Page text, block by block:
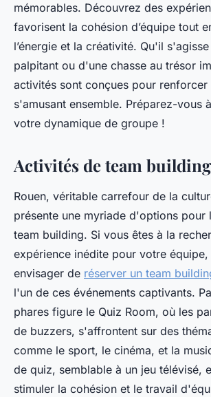
mémorables. Découvrez des
favorisent la cohésion d’équipe tout
l’énergie et la créativité. Qu'il
palpitant ou d'une chasse au trésor
activités sont conçues pour renforcer
s'amusant ensemble. Préparez-vous
votre dynamique de groupe !
Activités de team
Rouen, véritable carrefour de la
présente une myriade d'options pour
team building. Si vous êtes à la
expérience inédite pour votre
envisager de réserver un team
l'un de ces événements captivants.
phares figure le Quiz Room, où les
de buzzers, s'affrontent sur des
comme le sport, le cinéma, et la
de quiz, semblable à un jeu télévisé,
stimuler la cohésion et le travail